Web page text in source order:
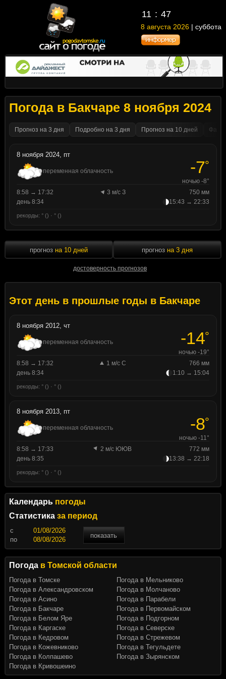
11 47
8 августа 2026 | суббота
Погода в Бакчаре 8 ноября 2024
Прогноз на 3 дня Подробно на 3 дня Прогноз на 10 дней
8 ноября 2024, пт
переменная облачность -7°
ночью -8°
8:58 → 17:32
3 м/с З
750 мм
день 8:34
15:43 → 22:33
рекорды: ° () · ° ()
прогноз на 10 дней
достоверность прогнозов
прогноз на 3 дня
Этот день в прошлые годы в Бакчаре
8 ноября 2012, чт
переменная облачность -14°
ночью -19°
8:58 → 17:32
1 м/с С
766 мм
день 8:34
1:10 → 15:04
рекорды: ° () · ° ()
8 ноября 2013, пт
переменная облачность -8°
ночью -11°
8:58 → 17:33
2 м/с ЮЮВ
772 мм
день 8:35
13:38 → 22:18
рекорды: ° () · ° ()
Календарь погоды
Статистика за период
c
показать
по
Погода в Томской области
Погода в Томске
Погода в Александровском
Погода в Асино
Погода в Бакчаре
Погода в Белом Яре
Погода в Каргаске
Погода в Кедровом
Погода в Кожевниково
Погода в Колпашево
Погода в Кривошеино
Погода в Мельниково
Погода в Молчаново
Погода в Парабели
Погода в Первомайском
Погода в Подгорном
Погода в Северске
Погода в Стрежевом
Погода в Тегульдете
Погода в Зырянском